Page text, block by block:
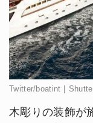
Twitter/boatint |
木彫りの装飾が